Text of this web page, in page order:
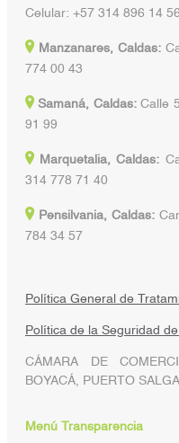
Celular: +57 314 896 14 56
Manzanares, Caldas:
774 00 43
Samaná, Caldas:Calle
91 99
Marquetalia, Caldas:
314 778 71 40
Pensilvania, Caldas:
784 34 57
Política General de
Política de la Seguridad
CÁMARA DE
BOYACÁ, PUERTO
Menú Transparencia